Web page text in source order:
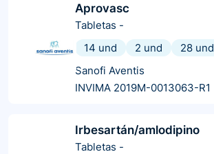
Aprovasc
Tabletas -
14 und
2 und 28 und
Sanofi Aventis
INVIMA 2019M-0013063-R1
Irbesartán/amlodipino
Tabletas -